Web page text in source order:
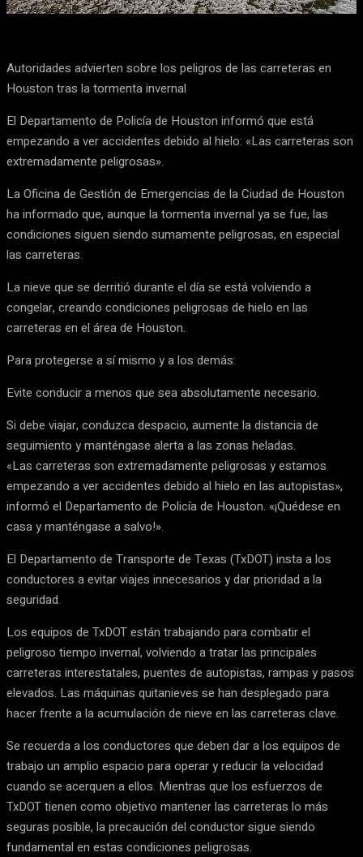
Facebook X Pinterest WhatsApp
Autoridades advierten sobre los peligros de las carreteras en
Houston tras la tormenta invernal
El Departamento de Policía de Houston informó que está
empezando a ver accidentes debido al hielo: «Las carreteras son
extremadamente peligrosas».
La Oficina de Gestión de Emergencias de la Ciudad de Houston
ha informado que, aunque la tormenta invernal ya se fue, las
condiciones siguen siendo sumamente peligrosas, en especial
las carreteras.
La nieve que se derritió durante el día se está volviendo a
congelar, creando condiciones peligrosas de hielo en las
carreteras en el área de Houston.
Para protegerse a sí mismo y a los demás:
Evite conducir a menos que sea absolutamente necesario.
Si debe viajar, conduzca despacio, aumente la distancia de
seguimiento y manténgase alerta a las zonas heladas.
«Las carreteras son extremadamente peligrosas y estamos
empezando a ver accidentes debido al hielo en las autopistas»,
informó el Departamento de Policía de Houston. «¡Quédese en
casa y manténgase a salvo!».
El Departamento de Transporte de Texas (TxDOT) insta a los
conductores a evitar viajes innecesarios y dar prioridad a la
seguridad.
Los equipos de TxDOT están trabajando para combatir el
peligroso tiempo invernal, volviendo a tratar las principales
carreteras interestatales, puentes de autopistas, rampas y pasos
elevados. Las máquinas quitanieves se han desplegado para
hacer frente a la acumulación de nieve en las carreteras clave.
Se recuerda a los conductores que deben dar a los equipos de
trabajo un amplio espacio para operar y reducir la velocidad
cuando se acerquen a ellos. Mientras que los esfuerzos de
TxDOT tienen como objetivo mantener las carreteras lo más
seguras posible, la precaución del conductor sigue siendo
fundamental en estas condiciones peligrosas.